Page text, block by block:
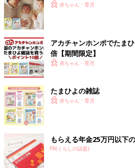
赤ちゃん・育児
アカチャンホンポでたま
倍【期間限定】
赤ちゃん・育児
たまひよの雑誌
赤ちゃん・育児
もらえる年金25万円以下
PR(くらしの話題)